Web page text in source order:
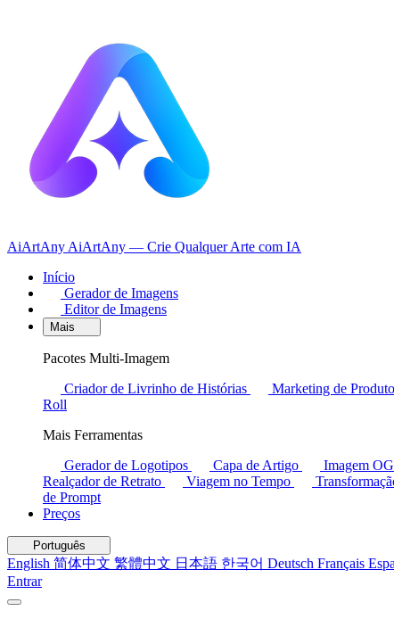
AiArtAny AiArtAny — Crie Qualquer Arte com IA
Início
Gerador de Imagens
Editor de Imagens
Mais
Pacotes Multi-Imagem
Criador de Livrinho de Histórias
Marketing de Produto
Roll
Mais Ferramentas
Gerador de Logotipos
Capa de Artigo Imagem OG
Realçador de Retrato
Viagem no Tempo
de Prompt
Preços
Português
English 简体中文 繁體中文 日本語 한국어 Deutsch Français
Entrar